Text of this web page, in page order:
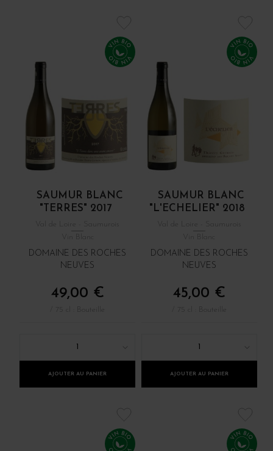
SAUMUR BLANC
"TERRES" 2017
DOMAINE DES ROCHES
NEUVES
49,00 €
1
AJOUTER AU PANIER
SAUMUR BLANC
"L'ECHELIER" 2018
DOMAINE DES ROCHES
NEUVES
45,00 €
1
AJOUTER AU PANIER